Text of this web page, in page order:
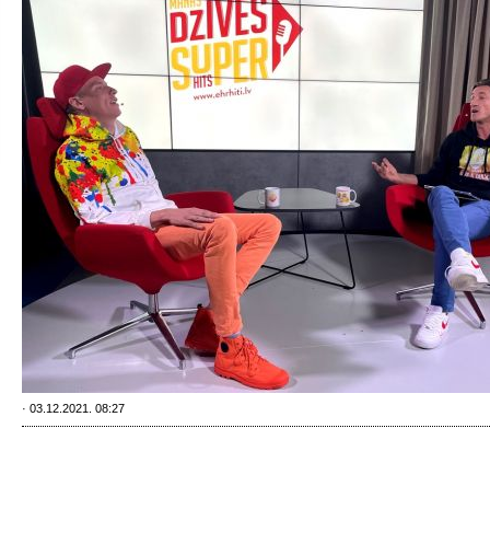
· 03.12.2021. 08:27